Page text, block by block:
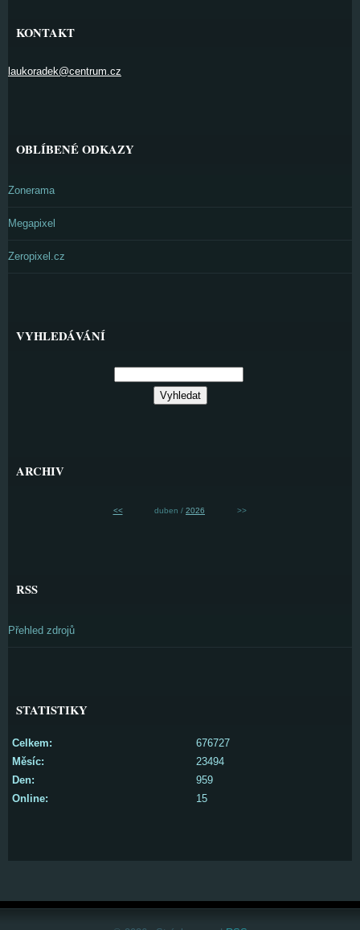
KONTAKT
laukoradek@centrum.cz
OBLÍBENÉ ODKAZY
Zonerama
Megapixel
Zeropixel.cz
VYHLEDÁVÁNÍ
ARCHIV
<< duben / 2026 >>
RSS
Přehled zdrojů
STATISTIKY
Online: 15
Celkem:
676727
Měsíc:
23494
Den:
959